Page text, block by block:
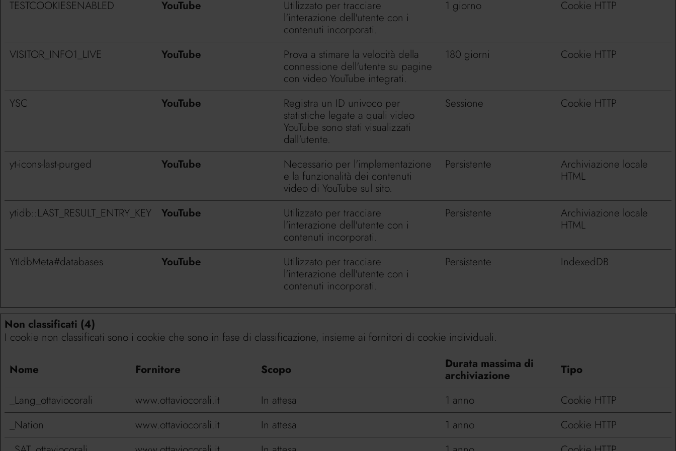
TESTCOOKIESENABLED YouTube
Utilizzato per tracciare
l'interazione dell'utente con i
contenuti incorporati.
1 giorno Cookie HTTP
VISITOR_INFO1_LIVE YouTube
Prova a stimare la velocità della
connessione dell'utente su pagine
con video YouTube integrati.
180 giorni Cookie HTTP
YSC YouTube
Registra un ID univoco per
statistiche legate a quali video
YouTube sono stati visualizzati
dall'utente.
Sessione Cookie HTTP
yt-icons-last-purged YouTube
Necessario per l'implementazione
e la funzionalità dei contenuti
video di YouTube sul sito.
Persistente
Archiviazione locale
HTML
ytidb::LAST_RESULT_ENTRY_KEY YouTube
Utilizzato per tracciare
l'interazione dell'utente con i
contenuti incorporati.
Persistente
Archiviazione locale
HTML
YtIdbMeta#databases YouTube
Utilizzato per tracciare
l'interazione dell'utente con i
contenuti incorporati.
Persistente IndexedDB
Non classificati (4)
I cookie non classificati sono i cookie che sono in fase di classificazione, insieme ai fornitori di cookie individuali.
Nome Fornitore Scopo
Durata massima di
archiviazione
Tipo
_Lang_ottaviocorali www.ottaviocorali.it In attesa 1 anno
Cookie HTTP
_Nation
www.ottaviocorali.it In attesa 1 anno
Cookie HTTP